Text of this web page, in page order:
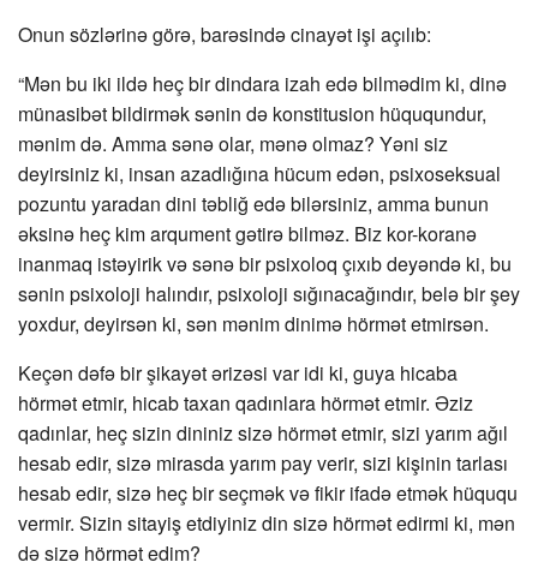
Onun sözlərinə görə, barəsində cinayət işi açılıb:
“Mən bu iki ildə heç bir dindara izah edə bilmədim ki, dinə
münasibət bildirmək sənin də konstitusion hüququndur,
mənim də. Amma sənə olar, mənə olmaz? Yəni siz
deyirsiniz ki, insan azadlığına hücum edən, psixoseksual
pozuntu yaradan dini təbliğ edə bilərsiniz, amma bunun
əksinə heç kim arqument gətirə bilməz. Biz kor-koranə
inanmaq istəyirik və sənə bir psixoloq çıxıb deyəndə ki, bu
sənin psixoloji halındır, psixoloji sığınacağındır, belə bir şey
yoxdur, deyirsən ki, sən mənim dinimə hörmət etmirsən.
Keçən dəfə bir şikayət ərizəsi var idi ki, guya hicaba
hörmət etmir, hicab taxan qadınlara hörmət etmir. Əziz
qadınlar, heç sizin dininiz sizə hörmət etmir, sizi yarım ağıl
hesab edir, sizə mirasda yarım pay verir, sizi kişinin tarlası
hesab edir, sizə heç bir seçmək və fikir ifadə etmək hüququ
vermir. Sizin sitayiş etdiyiniz din sizə hörmət edirmi ki, mən
də sizə hörmət edim?